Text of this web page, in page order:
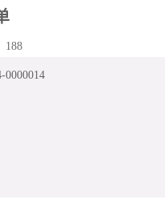
188
0000014